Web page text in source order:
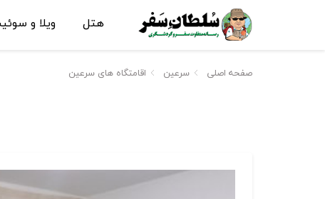
هتل ویلا و
صفحه اصلی سرعین اقامتگاه های سرعین